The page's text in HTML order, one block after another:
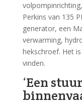
Perkins van 135
generator, een
verwarming,
hekschroef. Het
vinden.
‘Een